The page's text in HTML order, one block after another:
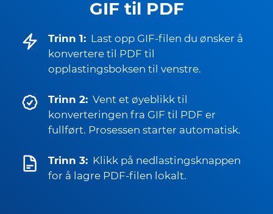
GIF til PDF
Trinn 1: Last opp GIF-filen du ønsker å
konvertere til PDF til
opplastingsboksen til venstre.
Trinn 2: Vent et øyeblikk til
konverteringen fra GIF til PDF er
fullført. Prosessen starter automatisk.
Trinn 3: Klikk på nedlastingsknappen
for å lagre PDF-filen lokalt.